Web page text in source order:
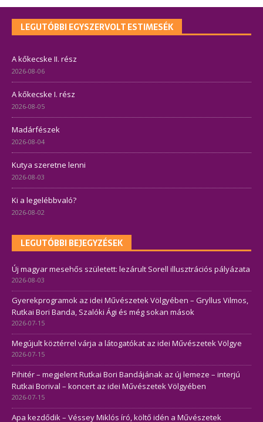
LEGUTÓBBI EGYSZERVOLT ESTIMESÉK
A kőkecske II. rész
2026-08-06
A kőkecske I. rész
2026-08-05
Madárfészek
2026-08-04
Kutya szeretne lenni
2026-08-03
Ki a legelébbvaló?
2026-08-02
LEGUTÓBBI BEJEGYZÉSEK
Új magyar mesehős született: lezárult Sorell illusztrációs pályázata
2026-08-03
Gyerekprogramok az idei Művészetek Völgyében – Gryllus Vilmos,
Rutkai Bori Banda, Szalóki Ági és még sokan mások
2026-07-15
Megújult köztérrel várja a látogatókat az idei Művészetek Völgye
2026-07-15
Pihitér – megjelent Rutkai Bori Bandájának az új lemeze – interjú
Rutkai Borival – koncert az idei Művészetek Völgyében
2026-07-15
Apa kezdődik – Véssey Miklós író, költő idén a Művészetek